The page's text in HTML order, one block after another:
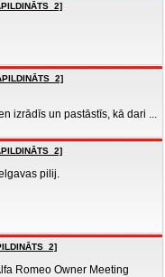
izrādīs un pastāstīs, kā dari ...
pilij.
Romeo Owner Meeting